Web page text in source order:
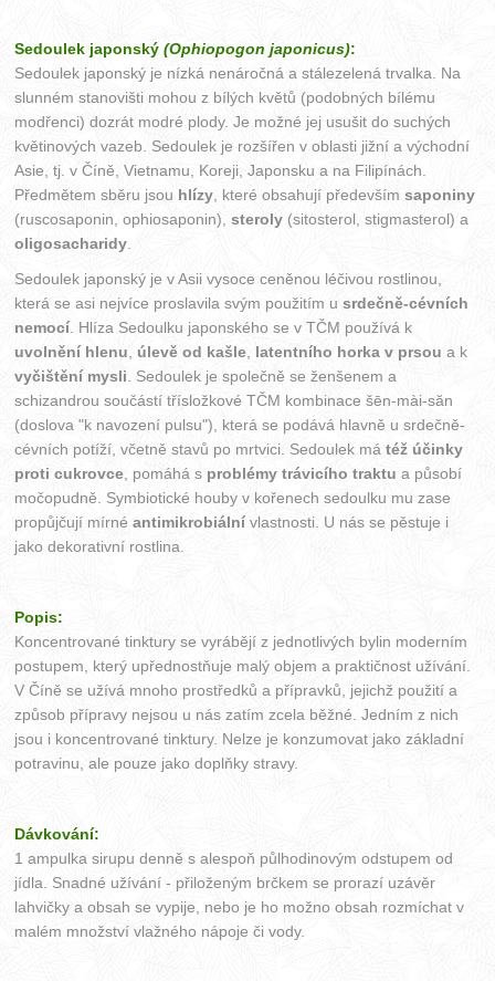
Sedoulek japonský(Ophiopogon japonicus):
Sedoulek japonský je nízká nenáročná a stálezelená trvalka. Na
slunném stanovišti mohou z bílých květů (podobných bílému
modřenci) dozrát modré plody. Je možné jej usušit do suchých
květinových vazeb. Sedoulek je rozšířen v oblasti jižní a východní
Asie, tj. v Číně, Vietnamu, Koreji, Japonsku a na Filipínách.
Předmětem sběru jsou hlízy , které obsahují předevšímsaponiny
(ruscosaponin, ophiosaponin),steroly (sitosterol, stigmasterol) a
oligosacharidy
Sedoulek japonský je v Asii vysoce ceněnou léčivou rostlinou,
která se asi nejvíce proslavila svým použitím usrdečně-cévních
nemocí . Hlíza Sedoulku japonského se v TČM používá k
uvolnění hlenu
úlevě od kašle latentního horka v prsou a k
vyčištění mysli . Sedoulek je společně se ženšenem a
schizandrou součástí třísložkové TČM kombinace šēn-mài-săn
(doslova "k navození pulsu"), která se podává hlavně u srdečně-
cévních potíží, včetně stavů po mrtvici. Sedoulek mátéž účinky
proti cukrovce , pomáhá s problémy trávicího traktu a působí
močopudně. Symbiotické houby v kořenech sedoulku mu zase
propůjčují mírnéantimikrobiální vlastnosti. U nás se pěstuje i
jako dekorativní rostlina.
Popis:
Koncentrované tinktury se vyrábějí z jednotlivých bylin moderním
postupem, který upřednostňuje malý objem a praktičnost užívání.
V Číně se užívá mnoho prostředků a přípravků, jejichž použití a
způsob přípravy nejsou u nás zatím zcela běžné. Jedním z nich
jsou i koncentrované tinktury. Nelze je konzumovat jako základní
potravinu, ale pouze jako doplňky stravy.
Dávkování:
1 ampulka sirupu denně s alespoň půlhodinovým odstupem od
jídla. Snadné užívání - přiloženým brčkem se prorazí uzávěr
lahvičky a obsah se vypije, nebo je ho možno obsah rozmíchat v
malém množství vlažného nápoje či vody.